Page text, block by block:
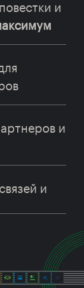
и
и
и